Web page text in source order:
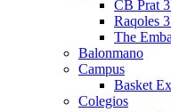
CB Prat
Raqoles
The
Balonmano
Campus
Basket
Colegios